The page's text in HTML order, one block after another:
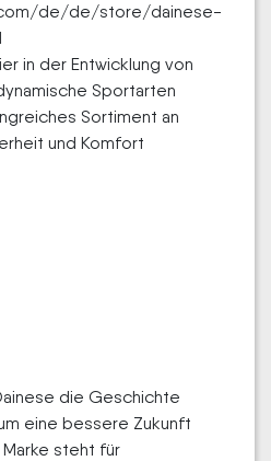
de/de/store/dainese-
in der Entwicklung von
Sportarten
Sortiment an
und Komfort
die Geschichte
eine bessere Zukunft
steht für